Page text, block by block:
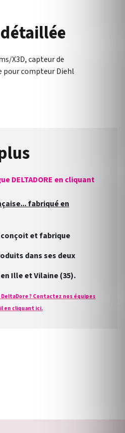
X3D, capteur de
compteur Diehl
DELTADORE en cliquant
fabriqué en
et fabrique
dans ses deux
Ille et Vilaine (35).
? Contactez nos équipes
en cliquant ici.